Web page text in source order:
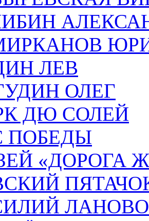
ЛЕВ
ОЛЕГ
ДЮ СОЛЕЙ
ПОБЕДЫ
«ДОРОГА